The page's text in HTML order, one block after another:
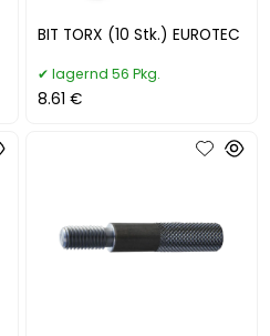
BIT TORX (10 Stk.) EUROTEC
lagernd 56 Pkg.
8.61 €